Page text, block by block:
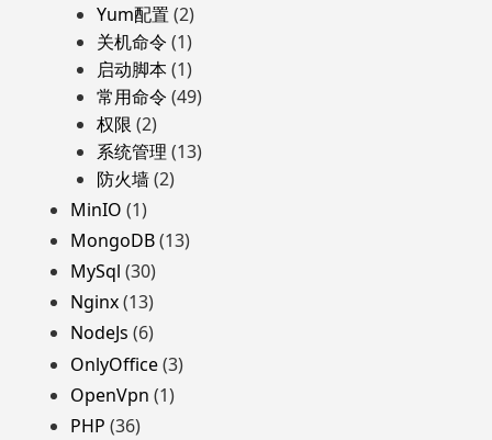
Yum配置 (2)
关机命令 (1)
启动脚本(1)
常用命令 (49)
权限 (2)
系统管理 (13)
防火墙(2)
MinIO (1)
MongoDB(13)
MySql (30)
Nginx(13)
NodeJs (6)
OnlyOffice(3)
OpenVpn (1)
PHP (36)